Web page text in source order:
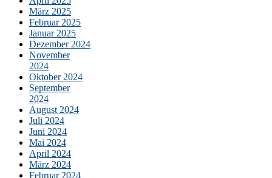
März 2025
Februar 2025
Januar 2025
Dezember 2024
November
2024
Oktober 2024
September
2024
August 2024
Juli 2024
Juni 2024
Mai 2024
April 2024
März 2024
Februar 2024